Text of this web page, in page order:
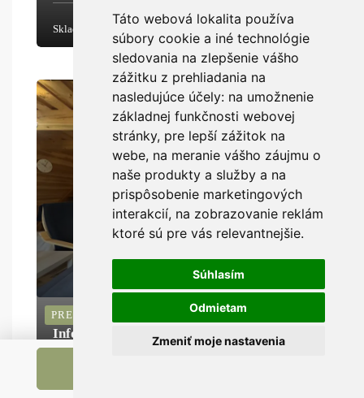
Táto webová lokalita používa
súbory cookie a iné technológie
sledovania na zlepšenie vášho
zážitku z prehliadania na
nasledujúce účely: na umožnenie
základnej funkčnosti webovej
stránky, pre lepší zážitok na
webe, na meranie vášho záujmu o
naše produkty a služby a na
prispôsobenie marketingových
interakcií, na zobrazovanie reklám
ktoré sú pre vás relevantnejšie.
Súhlasím
Odmietam
Zmeniť moje nastavenia
Sklady 269m 2
PREDAJ
Info v RK